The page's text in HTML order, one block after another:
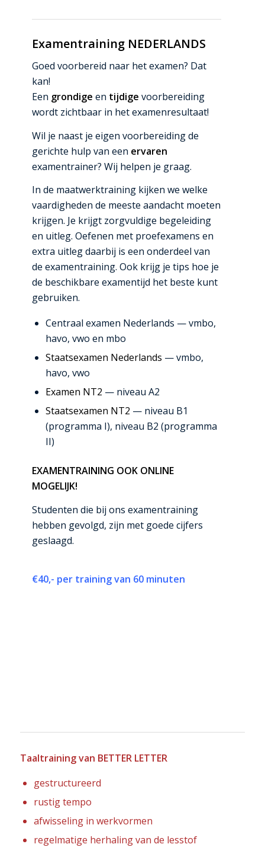
Examentraining NEDERLANDS
Goed voorbereid naar het examen? Dat
kan!
Een grondige en tijdige voorbereiding
wordt zichtbaar in het examenresultaat!
Wil je naast je eigen voorbereiding de
gerichte hulp van een ervaren
examentrainer? Wij helpen je graag.
In de maatwerktraining kijken we welke
vaardigheden de meeste aandacht moeten
krijgen. Je krijgt zorgvuldige begeleiding
en uitleg. Oefenen met proefexamens en
extra uitleg daarbij is een onderdeel van
de examentraining. Ook krijg je tips hoe je
de beschikbare examentijd het beste kunt
gebruiken.
Centraal examen Nederlands — vmbo,
havo, vwo en mbo
Staatsexamen Nederlands — vmbo,
havo, vwo
Examen NT2 — niveau A2
Staatsexamen NT2 — niveau B1
(programma I), niveau B2 (programma
II)
EXAMENTRAINING OOK ONLINE
MOGELIJK!
Studenten die bij ons examentraining
hebben gevolgd, zijn met goede cijfers
geslaagd.
€40,- per training van 60 minuten
Taaltraining van BETTER LETTER
gestructureerd
rustig tempo
afwisseling in werkvormen
regelmatige herhaling van de lesstof